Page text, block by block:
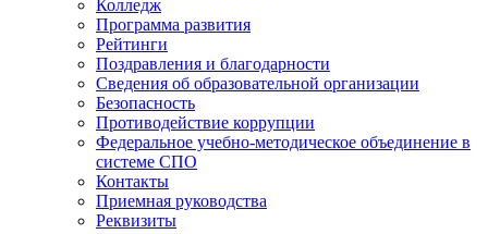
Колледж
Программа развития
Рейтинги
Поздравления и благодарности
Сведения об образовательной организации
Безопасность
Противодействие коррупции
Федеральное учебно-методическое объединение в
системе СПО
Контакты
Приемная руководства
Реквизиты